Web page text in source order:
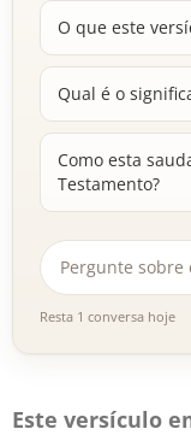
O que este
Qual é o
Como esta
Testamento?
Resta 1 conversa hoje
Este versículo